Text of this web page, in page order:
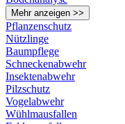
Mehr anzeigen >>
Pflanzenschutz
Nützlinge
Baumpflege
Schneckenabwehr
Insektenabwehr
Pilzschutz
Vogelabwehr
Wühlmausfallen